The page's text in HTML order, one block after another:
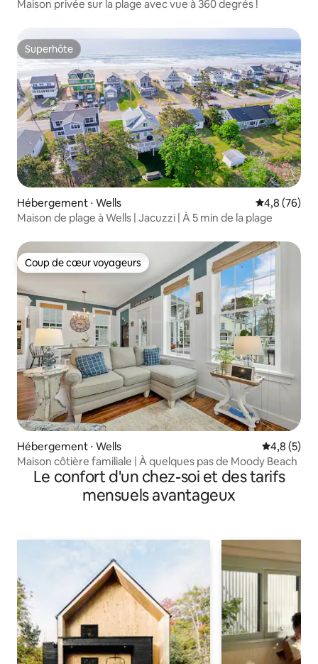
Maison privée sur la plage avec vue à 360 degrés !
Superhôte
Superhôte
Hébergement ⋅ Wells Évaluation
4,8 (76)
Maison de plage à Wells | Jacuzzi | À 5 min de la plage
Coup de cœur voyageurs
Coup de cœur voyageurs
Hébergement ⋅ Wells Évaluation
4,8 (5)
Maison côtière familiale | À quelques pas de Moody Beach
Le confort d'un chez-soi et des tarifs
mensuels avantageux